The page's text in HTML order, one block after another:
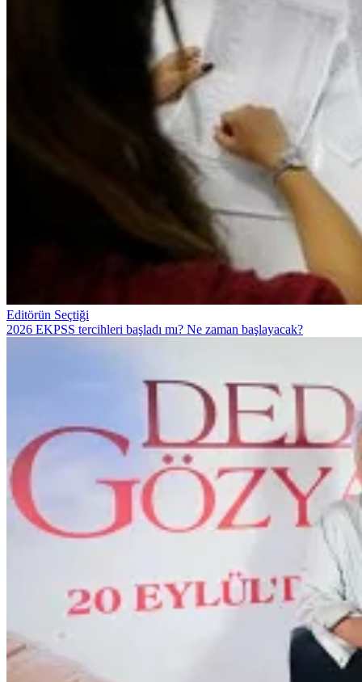
Editörün Seçtiği
2026 EKPSS tercihleri başladı mı? Ne zaman başlayacak?